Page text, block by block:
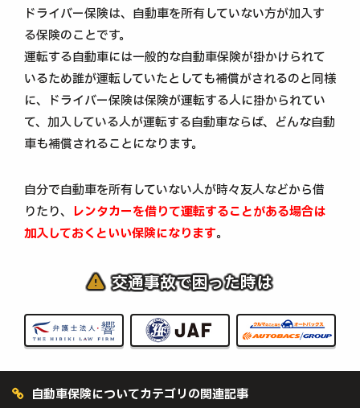
ドライバー保険は、自動車を所有していない方が加入す
る保険のことです。
運転する自動車には一般的な自動車保険が掛かけられて
いるため誰が運転していたとしても補償がされるのと同様
に、ドライバー保険は保険が運転する人に掛かられてい
て、加入している人が運転する自動車ならば、どんな自動
車も補償されることになります。
自分で自動車を所有していない人が時々友人などから借
りたり、 レンタカーを借りて運転することがある場合は
加入しておくといい保険になります。
交通事故で困った時は
自動車保険についてカテゴリの関連記事